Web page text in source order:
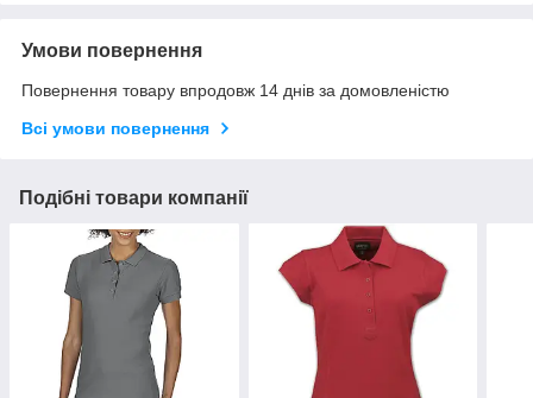
Умови повернення
Повернення товару впродовж 14 днів за домовленістю
Всі умови повернення
Подібні товари компанії